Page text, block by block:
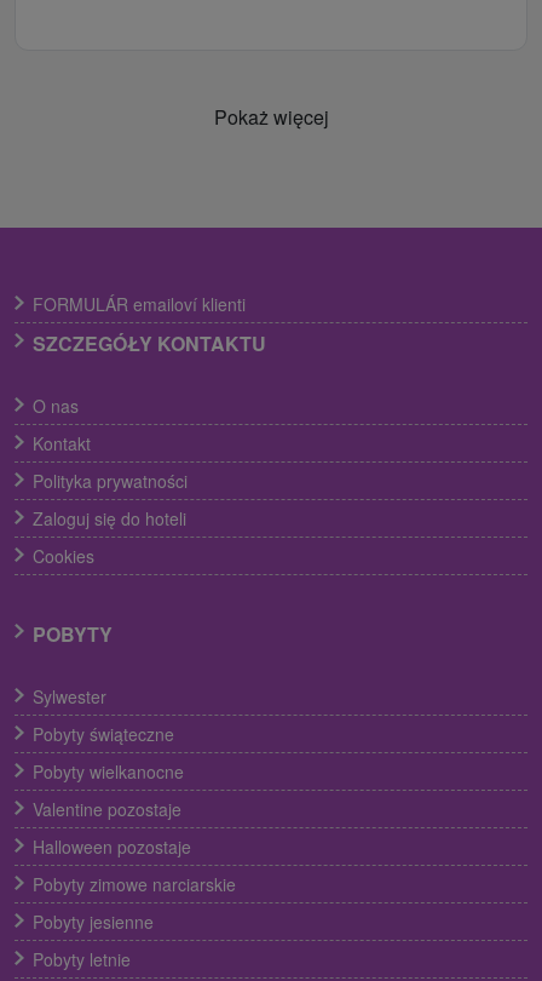
Pokaż więcej
FORMULÁR emailoví klienti
SZCZEGÓŁY KONTAKTU
O nas
Kontakt
Polityka prywatności
Zaloguj się do hoteli
Cookies
POBYTY
Sylwester
Pobyty świąteczne
Pobyty wielkanocne
Valentine pozostaje
Halloween pozostaje
Pobyty zimowe narciarskie
Pobyty jesienne
Pobyty letnie